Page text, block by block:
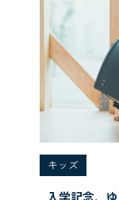
キッズ
入学記念、